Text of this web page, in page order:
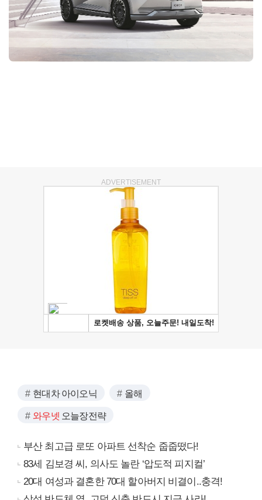
ADVERTISEMENT
현대차 아이오닉 올해
와우넷 오늘장전략
부산 최고급 로또 아파트 선착순 줍줍떴다!
83세 김보경 씨, 의사도 놀란 ‘압도적 피지컬’
20대 여성과 결혼한 70대 할아버지 비결이..충격!